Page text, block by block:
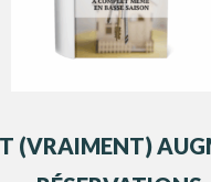
(VRAIMENT)